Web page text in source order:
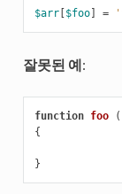
$arr[ $foo] =
잘못된 예:
function foo (
{
}